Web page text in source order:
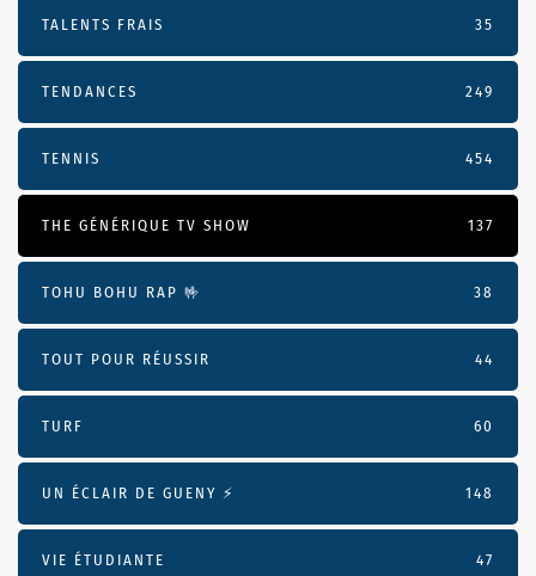
TALENTS FRAIS 35
TENDANCES 249
TENNIS 454
THE GÉNÉRIQUE TV SHOW 137
TOHU BOHU RAP 🤟 38
TOUT POUR RÉUSSIR 44
TURF 60
UN ÉCLAIR DE GUENY ⚡️ 148
VIE ÉTUDIANTE 47